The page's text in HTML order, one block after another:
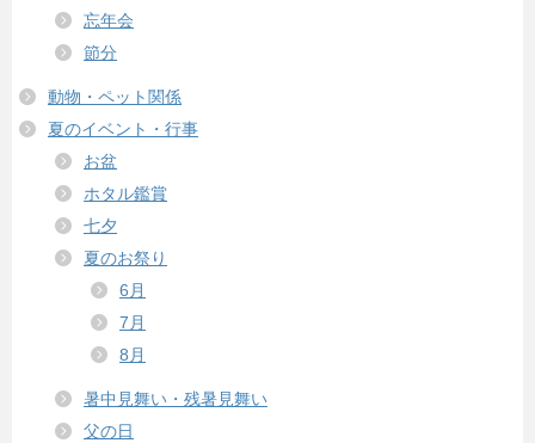
忘年会
節分
動物・ペット関係
夏のイベント・行事
お盆
ホタル鑑賞
七夕
夏のお祭り
6月
7月
8月
暑中見舞い・残暑見舞い
父の日